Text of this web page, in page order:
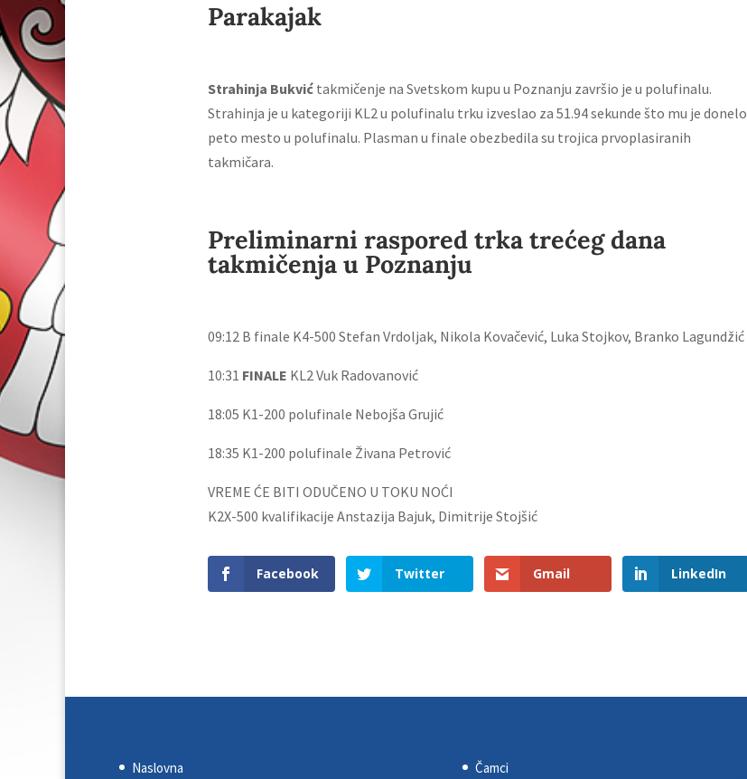
Parakajak
Strahinja Bukvićtakmičenje na Svetskom kupu u Poznanju završio je u polufinalu.
Strahinja je u kategoriji KL2 u polufinalu trku izveslao za 51.94 sekunde što mu je donelo
peto mesto u polufinalu. Plasman u finale obezbedila su trojica prvoplasiranih
takmičara.
Preliminarni raspored trka trećeg dana
takmičenja u Poznanju
09:12 B finale K4-500 Stefan Vrdoljak, Nikola Kovačević, Luka Stojkov, Branko Lagundžić
10:31 FINALE KL2 Vuk Radovanović
18:05 K1-200 polufinale Nebojša Grujić
18:35 K1-200 polufinale Živana Petrović
VREME ĆE BITI ODUČENO U TOKU NOĆI
K2X-500 kvalifikacije Anstazija Bajuk, Dimitrije Stojšić
Facebook Twitter Gmail LinkedIn
Naslovna Čamci